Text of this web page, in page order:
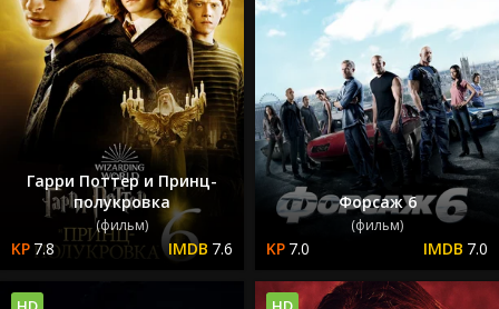
Гарри Поттер и Принц-
полукровка
(фильм)
7.8 7.6
Форсаж 6
(фильм)
7.0 7.0